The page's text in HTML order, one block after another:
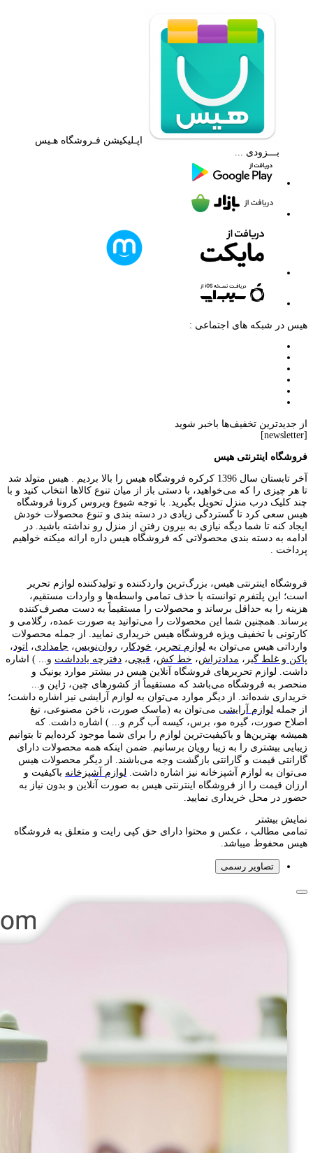
اپـلیکیشن فـروشگاه هـیس
بـــزودی ...
هیس در شبکه های اجتماعی :
از جدیدترین تخفیف‌ها باخبر شوید
[newsletter]
فروشگاه اینترنتی هیس
آخر تابستان سال 1396 کرکره فروشگاه هیس را بالا بردیم . هیس متولد شد
تا هر چیزی را که می‌خواهید، با دستی باز از میان تنوع کالاها انتخاب کنید و با
چند کلیک درب منزل تحویل بگیرید. با توجه شیوع ویروس کرونا فروشگاه
هیس سعی کرد تا گستردگی زیادی در دسته بندی و تنوع محصولات خودش
ایجاد کنه تا شما دیگه نیازی به بیرون رفتن از منزل رو نداشته باشید. در
ادامه به دسته بندی محصولاتی که فروشگاه هیس داره ارائه میکنه خواهیم
پرداخت .
فروشگاه اینترنتی هیس، بزرگ‌ترین وارد‌کننده و تولید‌کننده لوازم تحریر
است؛ این پلتفرم توانسته با حذف تمامی واسطه‌ها و واردات مستقیم،
هزینه را به حداقل برساند و محصولات را مستقیماً به دست مصرف‌کننده
برساند. همچنین شما این محصولات را می‌توانید به صورت عمده، رگلامی و
کارتونی با تخفیف ویژه فروشگاه هیس خریداری نمایید. از جمله محصولات
وارداتی هیس می‌توان به لوازم تحریر ، خودکار ، روان‌نویس، جامدادی، اتود،
پاکن و غلط گیر ، مدادتراش، خط کش، قیچی، دفترچه یادداشت و... ) اشاره
داشت. لوازم تحریر‌های فروشگاه آنلاین هیس در بیشتر موارد یونیک و
منحصر به فروشگاه می‌باشد که مستقیماً از کشور‌های چین، ژاپن و...
خریداری شده‌اند. از دیگر موارد می‌توان به لوازم آرایشی نیز اشاره داشت؛
از جمله لوازم آرایشی می‌توان به (ماسک صورت، ناخن مصنوعی، تیغ
اصلاح صورت، گیره مو، برس، کیسه آب گرم و... ) اشاره داشت. که
همیشه بهترین‌ها و باکیفیت‌ترین لوازم را برای شما موجود کرده‌ایم تا بتوانیم
زیبایی بیشتری را به زیبا رویان برسانیم. ضمن اینکه همه محصولات دارای
گارانتی قیمت و گارانتی بازگشت وجه می‌باشند. از دیگر محصولات هیس
می‌توان به لوازم آشپزخانه نیز اشاره داشت. لوازم آشپزخانه باکیفیت و
ارزان قیمت را از فروشگاه اینترنتی هیس به صورت آنلاین و بدون نیاز به
حضور در محل خریداری نمایید.
نمایش بیشتر
تمامی مطالب ، عکس و محتوا دارای حق کپی رایت و متعلق به فروشگاه
هیس محفوظ میباشد.
تصاویر رسمی